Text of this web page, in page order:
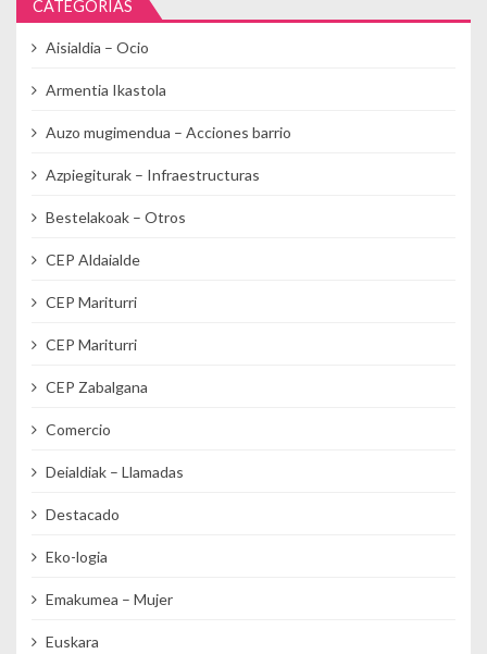
CATEGORÍAS
Aisialdia – Ocio
Armentia Ikastola
Auzo mugimendua – Acciones barrio
Azpiegiturak – Infraestructuras
Bestelakoak – Otros
CEP Aldaialde
CEP Mariturri
CEP Mariturri
CEP Zabalgana
Comercio
Deialdiak – Llamadas
Destacado
Eko-logia
Emakumea – Mujer
Euskara